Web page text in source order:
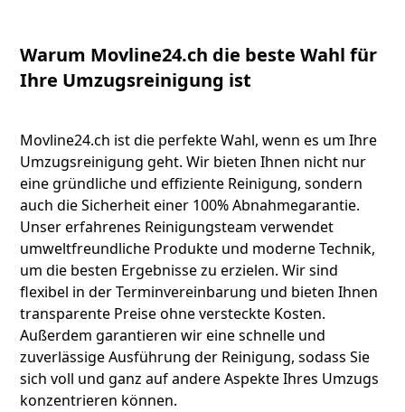
Warum Movline24.ch die beste Wahl für
Ihre Umzugsreinigung ist
Movline24.ch ist die perfekte Wahl, wenn es um Ihre
Umzugsreinigung geht. Wir bieten Ihnen nicht nur
eine gründliche und effiziente Reinigung, sondern
auch die Sicherheit einer 100% Abnahmegarantie.
Unser erfahrenes Reinigungsteam verwendet
umweltfreundliche Produkte und moderne Technik,
um die besten Ergebnisse zu erzielen. Wir sind
flexibel in der Terminvereinbarung und bieten Ihnen
transparente Preise ohne versteckte Kosten.
Außerdem garantieren wir eine schnelle und
zuverlässige Ausführung der Reinigung, sodass Sie
sich voll und ganz auf andere Aspekte Ihres Umzugs
konzentrieren können.